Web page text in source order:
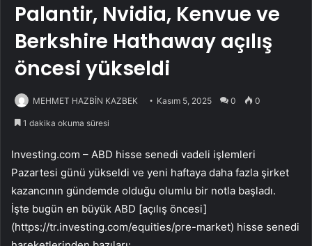
Palantir, Nvidia, Kenvue ve
Berkshire Hathaway açılış
öncesi yükseldi
MEHMET HAZBİN KAZBEK Kasım 5, 2025 0 0
1 dakika okuma süresi
Investing.com – ABD hisse senedi vadeli işlemleri
Pazartesi günü yükseldi ve yeni haftaya daha fazla şirket
kazancının gündemde olduğu olumlu bir notla başladı.
İşte bugün en büyük ABD [açılış öncesi]
(https://tr.investing.com/equities/pre-market) hisse senedi